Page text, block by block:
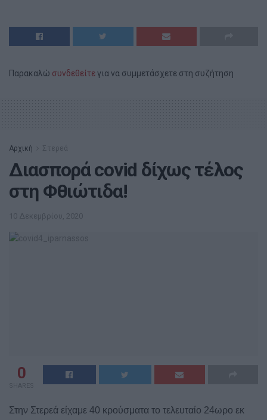
Παρακαλώ συνδεθείτεγια να συμμετάσχετε στη συζήτηση
Αρχική Στερεά
Διασπορά covid δίχως τέλος
στη Φθιώτιδα!
10 Δεκεμβρίου, 2020
0
SHARES
Στην Στερεά είχαμε 40 κρούσματα το τελευταίο 24ωρο εκ